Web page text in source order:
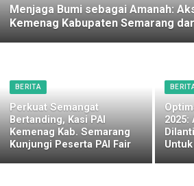
Menjaga Bumi sebagai Amanah:
Kemenag Kabupaten Semarang
BERITA
Perkuat Semangat
Bertanding, Kasi PAI
Kemenag Kab. Semarang
Kunjungi Peserta PAI Fair
2025: